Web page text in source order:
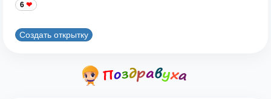
6
Создать открытку